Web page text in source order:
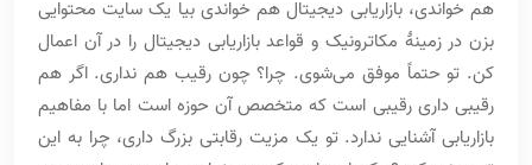
هم خواندی، بازاریابی دیجیتال هم خواندی بیا یک سایت محتوایی
بزن در زمینۀ مکاترونیک و قواعد بازاریابی دیجیتال را در آن اعمال
کن. تو حتماً موفق می‌شوی. چرا؟ چون رقیب هم نداری. اگر هم
رقیبی داری رقیبی است که متخصص آن حوزه است اما با مفاهیم
بازاریابی آشنایی ندارد. تو یک مزیت رقابتی بزرگ داری، چرا به این